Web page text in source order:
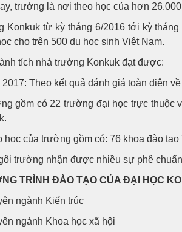
trường là nơi theo học của hơn
Konkuk từ kỳ tháng 6/2016 tới kỳ
cho trên 500 du học sinh Việt Nam.
tích nhà trường Konkuk đạt được:
2017: Theo kết quả đánh giá toàn diện
gồm có 22 trường đại học trực thuộc
học của trường gồm có: 76 khoa đào
trường nhận được nhiều sự phê
TRÌNH ĐÀO TẠO CỦA ĐẠI HỌC
ngành Kiến trúc
ngành Khoa học xã hội